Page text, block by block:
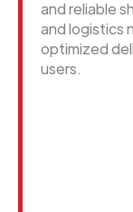
and reliable
and logistics
optimized
users.